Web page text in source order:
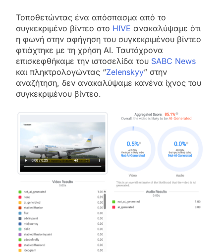
Τοποθετώντας ένα απόσπασμα από το
συγκεκριμένο βίντεο στο HIVE ανακαλύψαμε ότι
η φωνή στην αφήγηση του συγκεκριμένου βίντεο
φτιάχτηκε με τη χρήση AI. Ταυτόχρονα
επισκεφθήκαμε την ιστοσελίδα του SABC News
και πληκτρολογώντας “Zelenskyy” στην
αναζήτηση, δεν ανακαλύψαμε κανένα ίχνος του
συγκεκριμένου βίντεο.